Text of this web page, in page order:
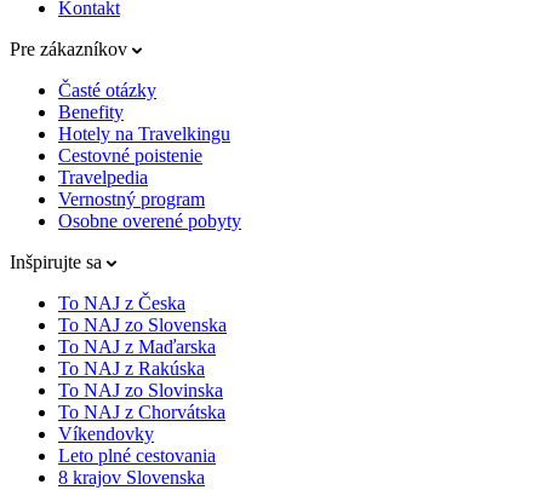
Kontakt
Pre zákazníkov
Časté otázky
Benefity
Hotely na Travelkingu
Cestovné poistenie
Travelpedia
Vernostný program
Osobne overené pobyty
Inšpirujte sa
To NAJ z Česka
To NAJ zo Slovenska
To NAJ z Maďarska
To NAJ z Rakúska
To NAJ zo Slovinska
To NAJ z Chorvátska
Víkendovky
Leto plné cestovania
8 krajov Slovenska